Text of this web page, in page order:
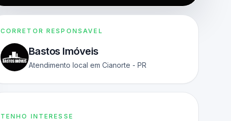
CORRETOR RESPONSAVEL
Bastos Imóveis
Atendimento local em Cianorte - PR
TENHO INTERESSE